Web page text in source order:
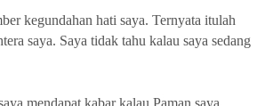
kegundahan hati saya. Ternyata itulah
saya. Saya tidak tahu kalau saya sedang